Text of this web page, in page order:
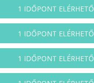
1 IDŐPONT ELÉRHETŐ
1 IDŐPONT ELÉRHETŐ
1 IDŐPONT ELÉRHETŐ